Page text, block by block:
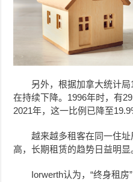
另外，根据加拿大统计
在持续下降。1996年时，有
2021年，这一比例已降至
越来越多租客在同一住
高，长期租赁的趋势日益明显
Iorwerth认为，“终身租